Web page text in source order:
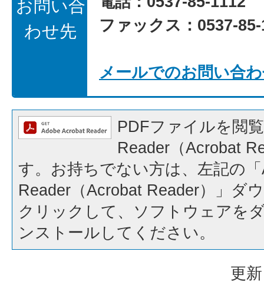
お問い合
わせ先
ファックス：0537-
メールでのお問い合
PDFファイルを閲
Reader（Acrobat
す。お持ちでない方は、左記の
Reader（Acrobat Reader）」ダ
クリックして、ソフトウェアを
ンストールしてください。
更